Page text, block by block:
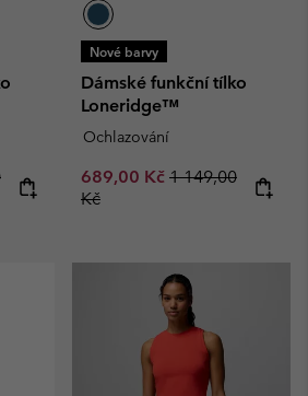
Nové barvy
Dámské funkční tílko
Loneridge™
Ochlazování
Sale price:
689,00 Kč Regular price:
1 149,00
Kč